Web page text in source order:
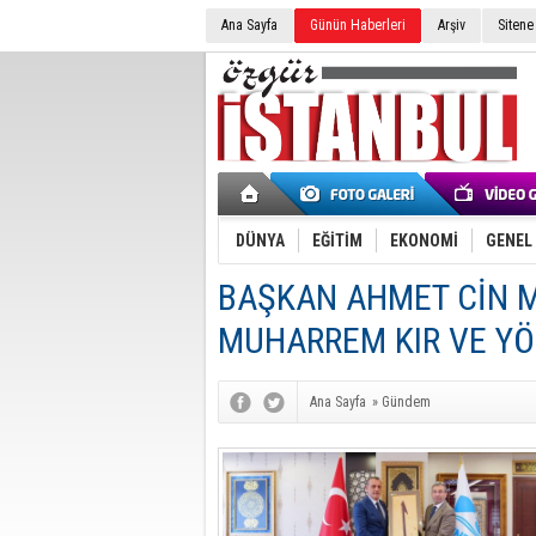
Ana Sayfa Günün Haberleri Arşiv
DÜNYA EĞİTİM EKONOMİ GENEL
BAŞKAN AHMET CİN
MUHARREM KIR VE
Ana Sayfa » Gündem